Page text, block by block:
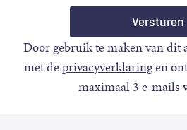
Door gebruik te maken van dit
met deprivacyverklaringen
maximaal 3 e-mails